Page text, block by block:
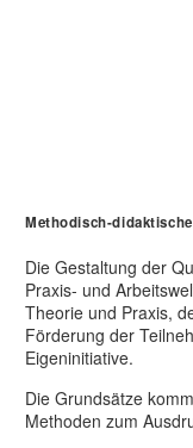
Methodisch-
Die Gestaltung der
Praxis- und
Theorie und Praxis,
Förderung der
Eigeninitiative.
Die Grundsätze
Methoden zum